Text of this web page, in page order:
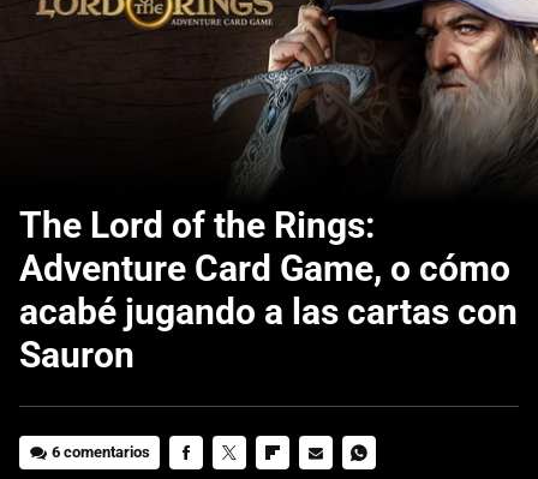
The Lord of the Rings:
Adventure Card Game, o cómo
acabé jugando a las cartas con
Sauron
6 comentarios